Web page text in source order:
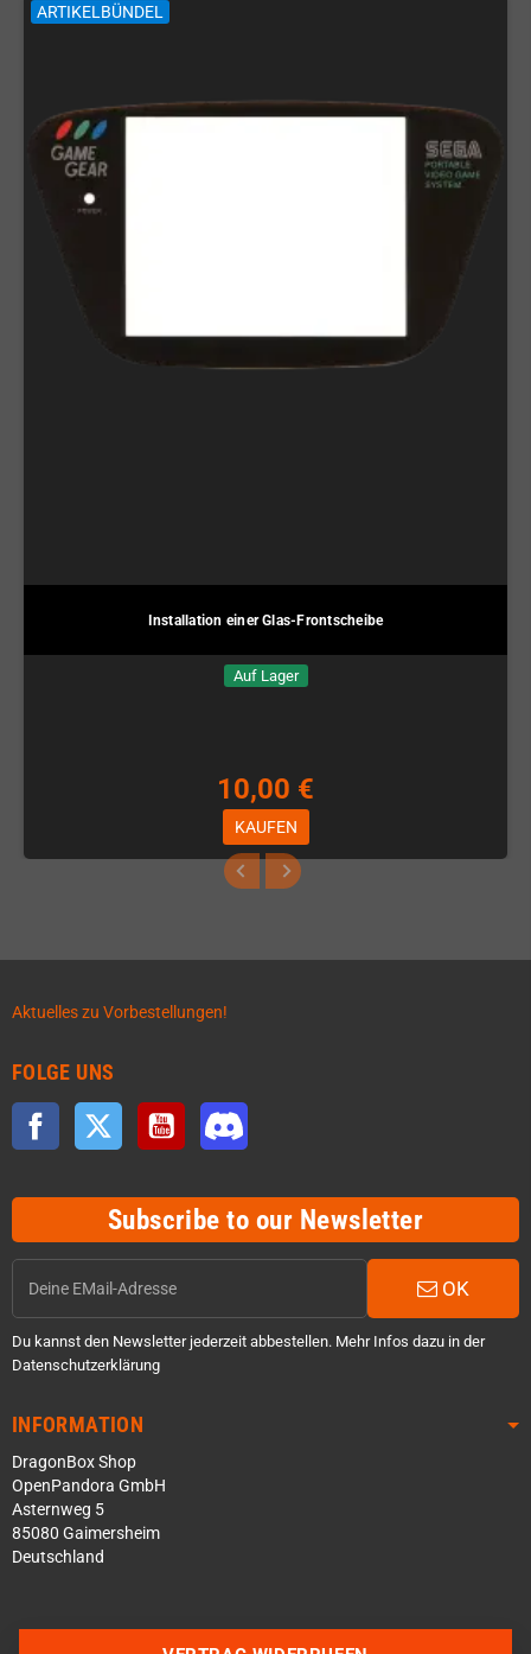
ARTIKELBÜNDEL
Installation einer Glas-Frontscheibe
Auf Lager
10,00 €
KAUFEN
Aktuelles zu Vorbestellungen!
FOLGE UNS
Facebook Twitter YouTube
Subscribe to our Newsletter
OK
Du kannst den Newsletter jederzeit abbestellen. Mehr Infos dazu in der
Datenschutzerklärung
INFORMATION
DragonBox Shop
OpenPandora GmbH
Asternweg 5
85080 Gaimersheim
Deutschland
Über WhatsApp schreiben